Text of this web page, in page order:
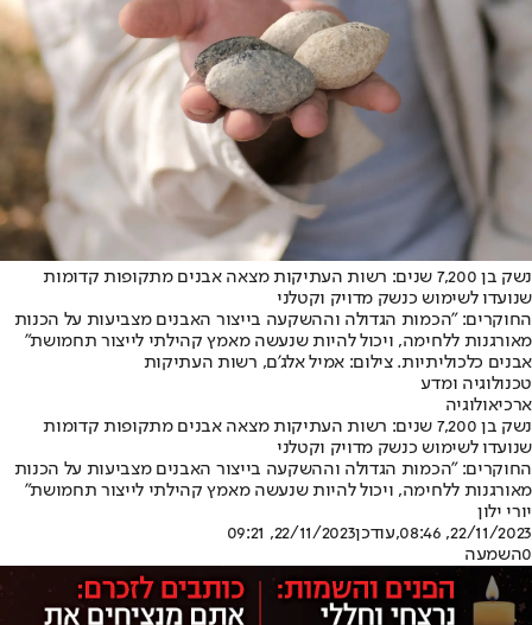
נשק בן 7,200 שנים: רשות העתיקות מצאה אבנים מתקופות קדומות
שנועדו לשימוש כנשק מדויק וקטלני
החוקרים: "הכמות הגדולה וההשקעה בייצור האבנים מצביעות על הכנות
מאורגנות ללחימה, ויכול להיות שנעשה מאמץ קהילתי לייצור תחמושת"
אבנים כלכוליתיות. צילום: אמיל אלג'ם, רשות העתיקות
טכנולוגיה ומדע
ארכיאולוגיה
נשק בן 7,200 שנים: רשות העתיקות מצאה אבנים מתקופות קדומות
שנועדו לשימוש כנשק מדויק וקטלני
החוקרים: "הכמות הגדולה וההשקעה בייצור האבנים מצביעות על הכנות
מאורגנות ללחימה, ויכול להיות שנעשה מאמץ קהילתי לייצור תחמושת"
יורי ילון
22/11/2023, 08:46
,עודכן22/11/2023, 09:21
0השמעה